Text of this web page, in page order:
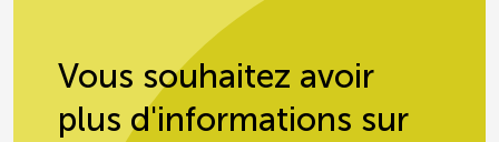
Vous souhaitez avoir
plus d'informations sur